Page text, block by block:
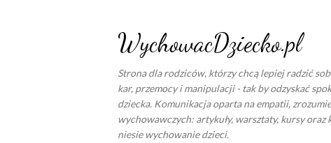
WychowacDziecko.pl
Strona dla rodziców, którzy chcą lepiej radzić
kar, przemocy i manipulacji - tak by odzyskać
dziecka. Komunikacja oparta na empatii,
wychowawczych: artykuły, warsztaty, kursy
niesie wychowanie dzieci.